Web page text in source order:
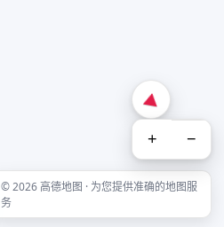
+ −
© 2026 高德地图 · 为您提供准确的地图服
务